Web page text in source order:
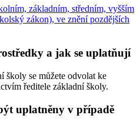
základním, středním, vyšším
zákon), ve znění pozdějších
a jak se uplatňují
školy se můžete odvolat ke
ředitele základní školy.
uplatněny v případě